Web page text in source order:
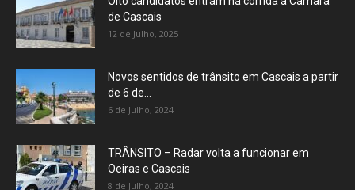
de Cascais
12 de Julho, 2025
Novos sentidos de trânsito em Cascais a partir
de 6 de...
6 de Julho, 2024
TRÂNSITO – Radar volta a funcionar em
Oeiras e Cascais
8 de Julho, 2024